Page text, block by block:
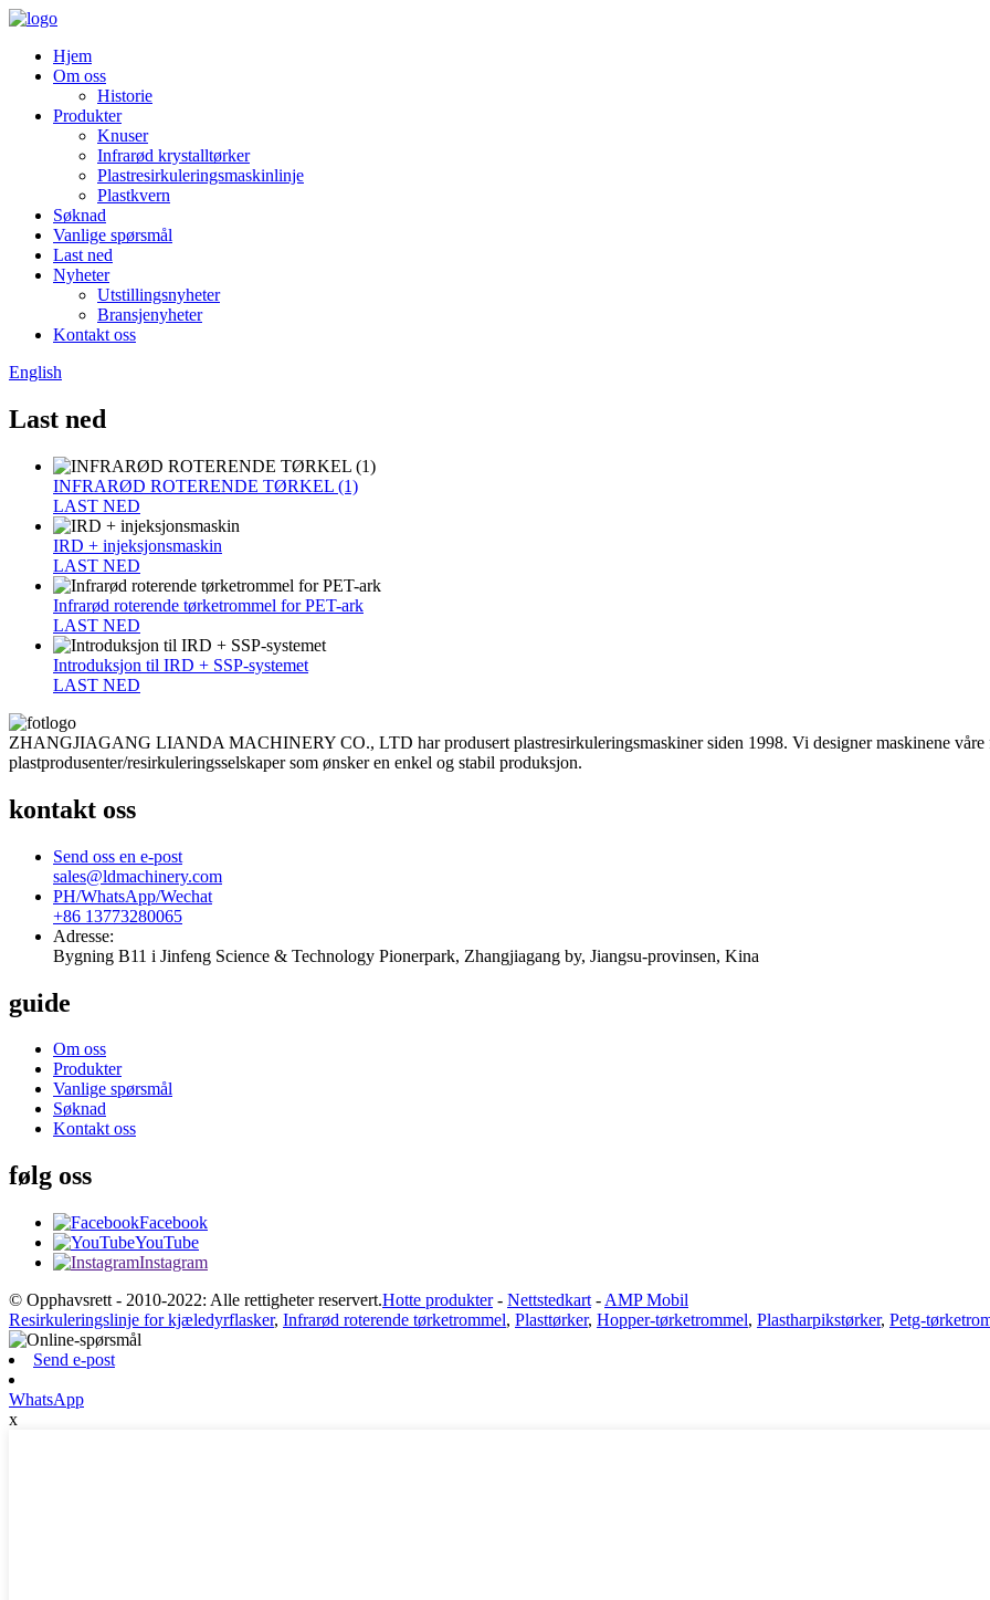
Hjem
Om oss
Historie
Produkter
Knuser
Infrarød krystalltørker
Plastresirkuleringsmaskinlinje
Plastkvern
Søknad
Vanlige spørsmål
Last ned
Nyheter
Utstillingsnyheter
Bransjenyheter
Kontakt oss
English
Last ned
INFRARØD ROTERENDE TØRKEL (1)
LAST NED
IRD + injeksjonsmaskin
LAST NED
Infrarød roterende tørketrommel for PET-ark
LAST NED
Introduksjon til IRD + SSP-systemet
LAST NED
ZHANGJIAGANG LIANDA MACHINERY CO., LTD har produsert plastresirkuleringsmaskiner siden 1998. Vi designer maskinene våre
plastprodusenter/resirkuleringsselskaper som ønsker en enkel og stabil produksjon.
kontakt oss
Send oss en e-post
sales@ldmachinery.com
PH/WhatsApp/Wechat
+86 13773280065
Adresse:
Bygning B11 i Jinfeng Science & Technology Pionerpark, Zhangjiagang by, Jiangsu-provinsen, Kina
guide
Om oss
Produkter
Vanlige spørsmål
Søknad
Kontakt oss
følg oss
Facebook
YouTube
Instagram
© Opphavsrett - 2010-2022: Alle rettigheter reservert.Hotte produkter- Nettstedkart - AMP Mobil
Resirkuleringslinje for kjæledyrflasker, Infrarød roterende tørketrommel, Plasttørker, Hopper-tørketrommel, Plastharpikstørker, Petg-
Send e-post
WhatsApp
x